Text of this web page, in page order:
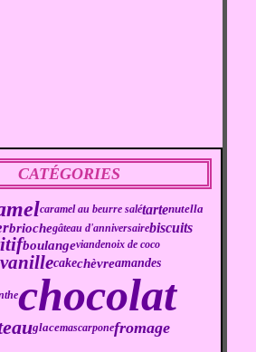
CATÉGORIES
caramel au beurre salétartenutella
briochegâteau d'anniversairebiscuits
boulangeviandenoix de coco
vanillecakechèvreamandes
chocolat
glacemascarponefromage